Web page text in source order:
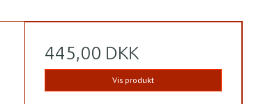
445,00 DKK
Vis produkt